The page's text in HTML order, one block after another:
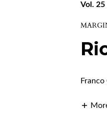
Vol. 25
Franco